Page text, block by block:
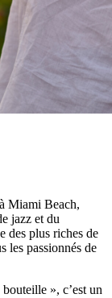
Miami Beach,
jazz et du
des plus riches de
les passionnés de
», c’est un